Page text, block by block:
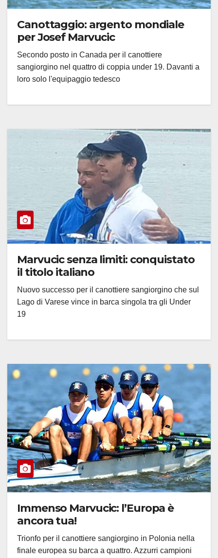
Canottaggio: argento mondiale
per Josef Marvucic
Secondo posto in Canada per il canottiere
sangiorgino nel quattro di coppia under 19. Davanti a
loro solo l'equipaggio tedesco
Marvucic senza limiti: conquistato
il titolo italiano
Nuovo successo per il canottiere sangiorgino che sul
Lago di Varese vince in barca singola tra gli Under
19
Immenso Marvucic: l’Europa è
ancora tua!
Trionfo per il canottiere sangiorgino in Polonia nella
finale europea su barca a quattro. Azzurri campioni